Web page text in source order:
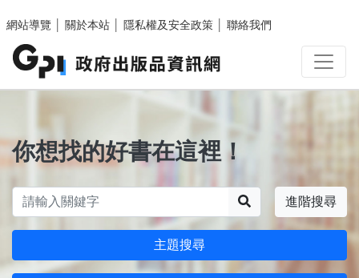
網站導覽
關於本站 隱私權及安全政策 聯絡我們
你想找的好書在這裡！
進階搜尋
主題搜尋